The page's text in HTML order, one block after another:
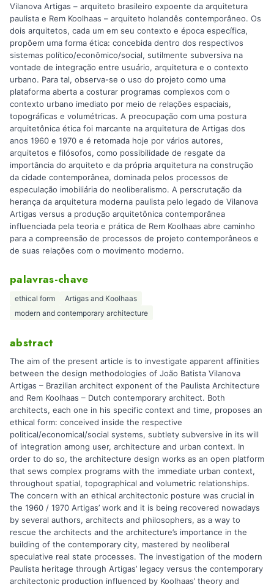
Vilanova Artigas – arquiteto brasileiro expoente da arquitetura
paulista e Rem Koolhaas – arquiteto holandês contemporâneo. Os
dois arquitetos, cada um em seu contexto e época específica,
propõem uma forma ética: concebida dentro dos respectivos
sistemas político/econômico/social, sutilmente subversiva na
vontade de integração entre usuário, arquitetura e o contexto
urbano. Para tal, observa-se o uso do projeto como uma
plataforma aberta a costurar programas complexos com o
contexto urbano imediato por meio de relações espaciais,
topográficas e volumétricas. A preocupação com uma postura
arquitetônica ética foi marcante na arquitetura de Artigas dos
anos 1960 e 1970 e é retomada hoje por vários autores,
arquitetos e filósofos, como possibilidade de resgate da
importância do arquiteto e da própria arquitetura na construção
da cidade contemporânea, dominada pelos processos de
especulação imobiliária do neoliberalismo. A perscrutação da
herança da arquitetura moderna paulista pelo legado de Vilanova
Artigas versus a produção arquitetônica contemporânea
influenciada pela teoria e prática de Rem Koolhaas abre caminho
para a compreensão de processos de projeto contemporâneos e
de suas relações com o movimento moderno.
palavras-chave
ethical form
Artigas and Koolhaas
modern and contemporary architecture
abstract
The aim of the present article is to investigate apparent affinities
between the design methodologies of João Batista Vilanova
Artigas – Brazilian architect exponent of the Paulista Architecture
and Rem Koolhaas – Dutch contemporary architect. Both
architects, each one in his specific context and time, proposes an
ethical form: conceived inside the respective
political/economical/social systems, subtlety subversive in its will
of integration among user, architecture and urban context. In
order to do so, the architecture design works as an open platform
that sews complex programs with the immediate urban context,
throughout spatial, topographical and volumetric relationships.
The concern with an ethical architectonic posture was crucial in
the 1960 / 1970 Artigas’ work and it is being recovered nowadays
by several authors, architects and philosophers, as a way to
rescue the architects and the architecture’s importance in the
building of the contemporary city, mastered by neoliberal
speculative real state processes. The investigation of the modern
Paulista heritage through Artigas’ legacy versus the contemporary
architectonic production influenced by Koolhaas’ theory and